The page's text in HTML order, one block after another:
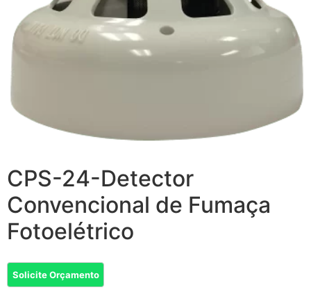
CPS-24-Detector
Convencional de Fumaça
Fotoelétrico
Solicite Orçamento